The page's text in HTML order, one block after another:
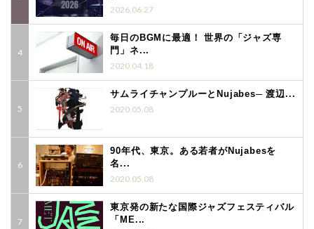
2026.06.27
毎日のBGMに最適！ 世界の「ジャズ専
門」ネ...
2020.04.18
サムライチャンプルーとNujabes─ 渡辺...
2020.05.08
90年代、東京。ある若者がNujabesを
名...
2020.05.08
東京発の新たな国際ジャズフェスティバル
「ME...